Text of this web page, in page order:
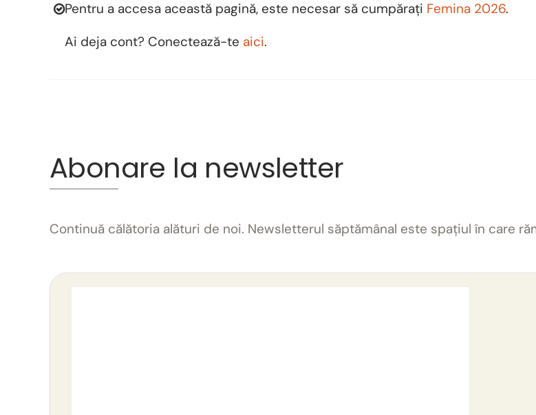
Pentru a accesa această pagină, este necesar să cumpărați Femina 2026.
Ai deja cont? Conectează-te aici.
Abonare la newsletter
Continuă călătoria alături de noi. Newsletterul săptămânal este spațiul în care